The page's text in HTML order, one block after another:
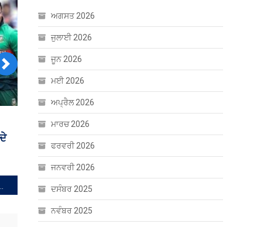
Next
ਅਗਸਤ 2026
ਜੁਲਾਈ 2026
ਜੂਨ 2026
ਮਈ 2026
ਅਪ੍ਰੈਲ 2026
ਮਾਰਚ 2026
ਫਰਵਰੀ 2026
ਜਨਵਰੀ 2026
ਦਸੰਬਰ 2025
ਨਵੰਬਰ 2025